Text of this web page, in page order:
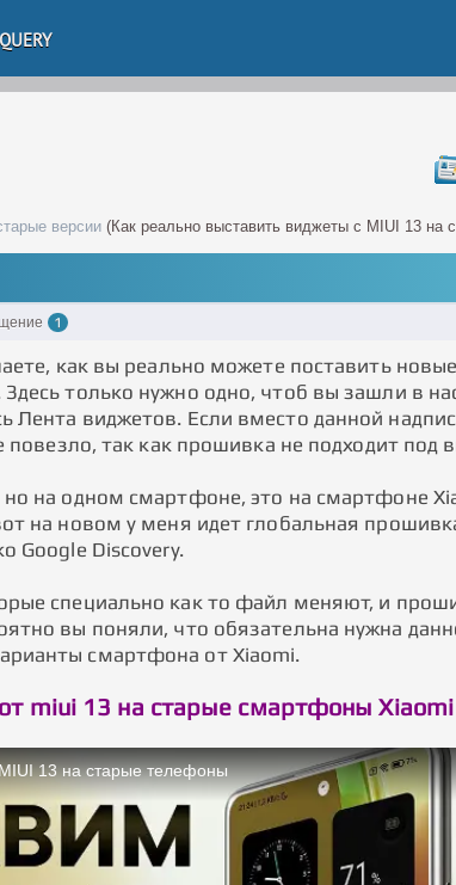
версии (Как реально выставить виджеты с MIUI 13 на
1
как вы реально можете поставить
только нужно одно, чтоб вы зашли в
Лента виджетов. Если вместо данной
повезло, так как прошивка не подходит под
на одном смартфоне, это на смартфоне
на новом у меня идет глобальная
Google Discovery.
специально как то файл меняют, и
вы поняли, что обязательна нужна
смартфона от Xiaomi.
miui 13 на старые смартфоны Xiaomi